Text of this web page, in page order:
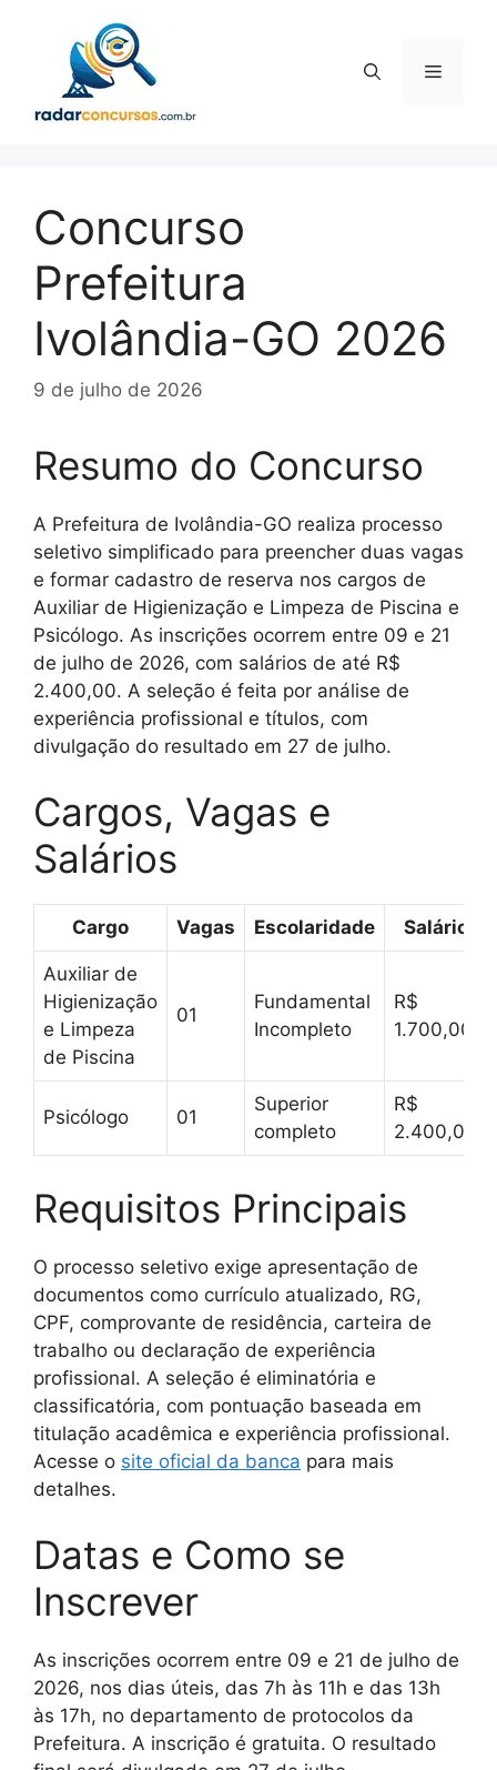
conteúdo
Menu
Concurso
Prefeitura
Ivolândia-GO 2026
9 de julho de 2026
Resumo do Concurso
A Prefeitura de Ivolândia-GO realiza processo
seletivo simplificado para preencher duas vagas
e formar cadastro de reserva nos cargos de
Auxiliar de Higienização e Limpeza de Piscina e
Psicólogo. As inscrições ocorrem entre 09 e 21
de julho de 2026, com salários de até R$
2.400,00. A seleção é feita por análise de
experiência profissional e títulos, com
divulgação do resultado em 27 de julho.
Cargos, Vagas e
Salários
Cargo Vagas Escolaridade Salário
Auxiliar de
Higienização
e Limpeza
de Piscina
01
Fundamental
Incompleto
R$
1.700,00
Psicólogo 01
Superior
completo
R$
2.400,00
Requisitos Principais
O processo seletivo exige apresentação de
documentos como currículo atualizado, RG,
CPF, comprovante de residência, carteira de
trabalho ou declaração de experiência
profissional. A seleção é eliminatória e
classificatória, com pontuação baseada em
titulação acadêmica e experiência profissional.
Acesse o site oficial da banca para mais
detalhes.
Datas e Como se
Inscrever
As inscrições ocorrem entre 09 e 21 de julho de
2026, nos dias úteis, das 7h às 11h e das 13h
às 17h, no departamento de protocolos da
Prefeitura. A inscrição é gratuita. O resultado